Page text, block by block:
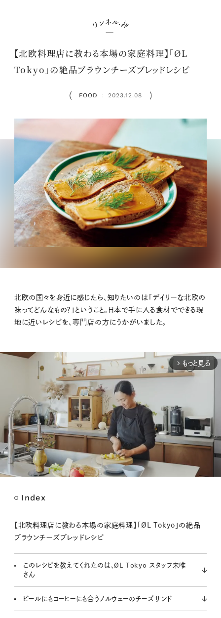
【北欧料理店に教わる本場の家庭料理】「ØL
Tokyo」の絶品ブラウンチーズブレッドレシピ
FOOD ： 2023.12.08
北欧の国々を身近に感じたら、知りたいのは「デイリーな北欧の
味ってどんなもの？」ということ。日本で手に入る食材でできる現
地に近いレシピを、専門店の方にうかがいました。
arrow_forward_ios もっと見る
t
Index
【北欧料理店に教わる本場の家庭料理】「ØL Tokyo」の絶品
ブラウンチーズブレッドレシピ
このレシピを教えてくれたのは、ØL Tokyo スタッフ未唯
さん
ビールにもコーヒーにも合うノルウェーのチーズサンド